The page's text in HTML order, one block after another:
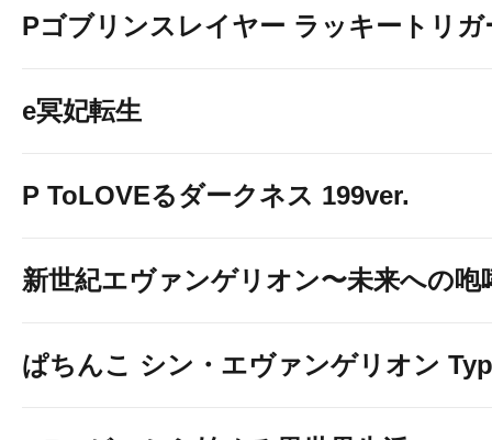
Pゴブリンスレイヤー ラッキートリガ
e冥妃転生
P ToLOVEるダークネス 199ver.
新世紀エヴァンゲリオン〜未来への咆
ぱちんこ シン・エヴァンゲリオン